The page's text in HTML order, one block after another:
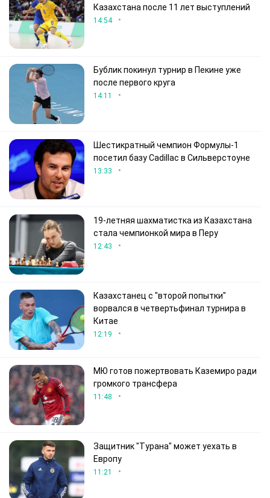
Казахстана после 11 лет выступлений
14:54 •
Бублик покинул турнир в Пекине уже
после первого круга
14:11 •
Шестикратный чемпион Формулы-1
посетил базу Cadillac в Сильверстоуне
13:33 •
19-летняя шахматистка из Казахстана
стала чемпионкой мира в Перу
12:43 •
Казахстанец с "второй попытки"
ворвался в четвертьфинал турнира в
Китае
12:19 •
МЮ готов пожертвовать Каземиро ради
громкого трансфера
11:48 •
Защитник "Турана" может уехать в
Европу
11:21 •